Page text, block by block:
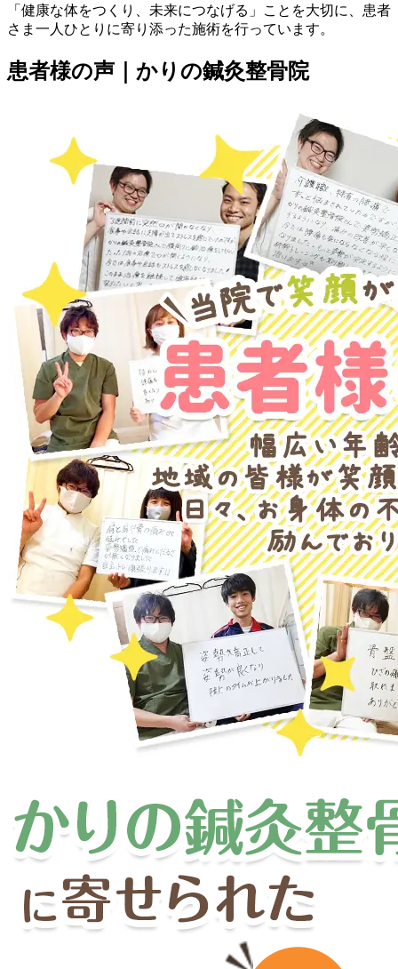
「健康な体をつくり、未来につなげる」ことを大切に、患者
さま一人ひとりに寄り添った施術を行っています。
患者様の声｜かりの鍼灸整骨院